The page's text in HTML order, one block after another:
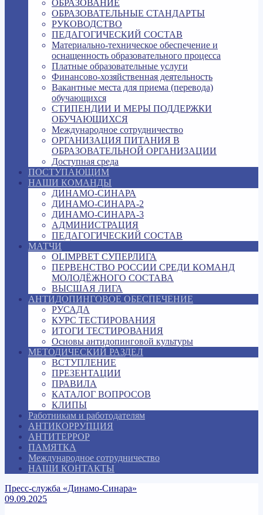
ОБРАЗОВАНИЕ
ОБРАЗОВАТЕЛЬНЫЕ СТАНДАРТЫ
РУКОВОДСТВО
ПЕДАГОГИЧЕСКИЙ СОСТАВ
Материально-техническое обеспечение и
оснащенность образовательного процесса
Платные образовательные услуги
Финансово-хозяйственная деятельность
Вакантные места для приема (перевода)
обучающихся
СТИПЕНДИИ И МЕРЫ ПОДДЕРЖКИ
ОБУЧАЮЩИХСЯ
Международное сотрудничество
ОРГАНИЗАЦИЯ ПИТАНИЯ В
ОБРАЗОВАТЕЛЬНОЙ ОРГАНИЗАЦИИ
Доступная среда
ПОСТУПАЮЩИМ
НАШИ КОМАНДЫ
ДИНАМО-СИНАРА
ДИНАМО-СИНАРА-2
ДИНАМО-СИНАРА-3
АДМИНИСТРАЦИЯ
ПЕДАГОГИЧЕСКИЙ СОСТАВ
МАТЧИ
OLIMPBET СУПЕРЛИГА
ПЕРВЕНСТВО РОССИИ СРЕДИ КОМАНД
МОЛОДЁЖНОГО СОСТАВА
ВЫСШАЯ ЛИГА
АНТИДОПИНГОВОЕ ОБЕСПЕЧЕНИЕ
РУСАДА
КУРС ТЕСТИРОВАНИЯ
ИТОГИ ТЕСТИРОВАНИЯ
Основы антидопинговой культуры
МЕТОДИЧЕСКИЙ РАЗДЕЛ
ВСТУПЛЕНИЕ
ПРЕЗЕНТАЦИИ
ПРАВИЛА
КАТАЛОГ ВОПРОСОВ
КЛИПЫ
Работникам и работодателям
АНТИКОРРУПЦИЯ
АНТИТЕРРОР
ПАМЯТКА
Международное сотрудничество
НАШИ КОНТАКТЫ
Пресс-служба «Динамо-Синара»
09.09.2025